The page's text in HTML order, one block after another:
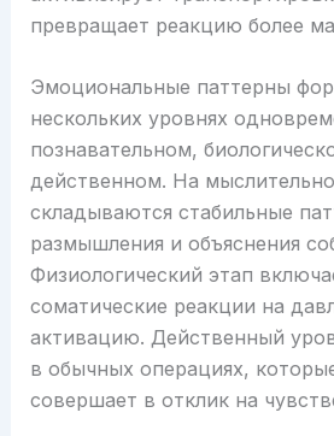
превращает реакцию более
Эмоциональные паттерны
нескольких уровнях
познавательном,
действенном. На
складываются стабильные
размышления и объяснения
Физиологический этап
соматические реакции на
активацию. Действенный
в обычных операциях,
совершает в отклик на